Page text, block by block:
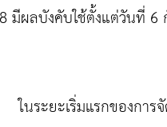
มีผลบังคับใช้ตั้งแต่วันที่
ระยะเริ่มแรกของการจั